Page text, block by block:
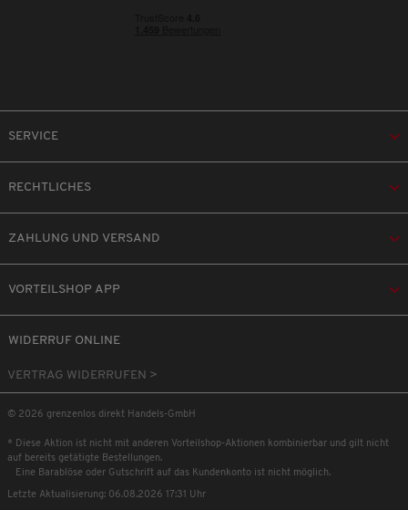
SERVICE
RECHTLICHES
ZAHLUNG UND VERSAND
VORTEILSHOP APP
WIDERRUF ONLINE
VERTRAG WIDERRUFEN >
© 2026 grenzenlos direkt Handels-GmbH
* Diese Aktion ist nicht mit anderen Vorteilshop-Aktionen kombinierbar und gilt nicht
auf bereits getätigte Bestellungen.
Eine Barablöse oder Gutschrift auf das Kundenkonto ist nicht möglich.
Letzte Aktualisierung: 06.08.2026 17:31 Uhr